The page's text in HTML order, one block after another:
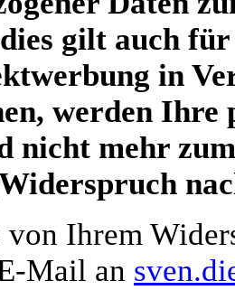
gilt auch
in
werden Ihre
nicht mehr
Ihrem
Mail an